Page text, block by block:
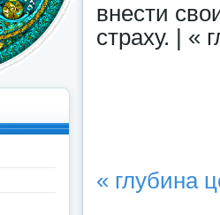
внести
страху. | «
« глубина